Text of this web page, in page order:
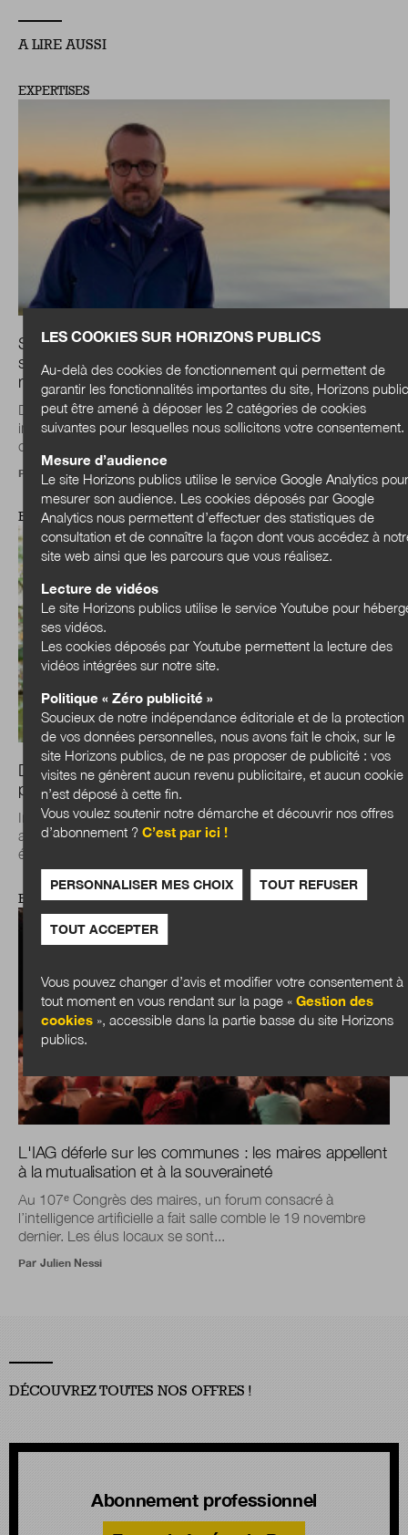
A LIRE AUSSI
EXPERTISES
Simon Chignard : « L’IA et la data ne sont plus des
sujets techniques, ce sont devenus de véritables
marqueurs politiques »
Durant les élections municipales, l’Observatoire
indépendant Data Publica a analysé les programmes des
candidats sur le numérique, la data et l’IA...
Propos recueillis par Julien Nessi
EXPERTISES
Damien Butin : « Le plan de paysage est un vrai levier
pour penser le territoire différemment »
Ingénieur paysagiste de formation, Damien Butin est
actuellement élève ingénieur en chef à l'Institut national des
études territoriales (Inet) –...
EXPERTISES
L'IAG déferle sur les communes : les maires appellent
à la mutualisation et à la souveraineté
Au 107ᵉ Congrès des maires, un forum consacré à
l’intelligence artificielle a fait salle comble le 19 novembre
dernier. Les élus locaux se sont...
Par Julien Nessi
DÉCOUVREZ TOUTES NOS OFFRES !
Abonnement professionnel
LES COOKIES SUR HORIZONS PUBLICS
Au-delà des cookies de fonctionnement qui permettent de
garantir les fonctionnalités importantes du site, Horizons
peut être amené à déposer les 2 catégories de cookies
suivantes pour lesquelles nous sollicitons votre consentement.
Mesure d’audience
Le site Horizons publics utilise le service Google Analytics
mesurer son audience. Les cookies déposés par Google
Analytics nous permettent d’effectuer des statistiques de
consultation et de connaître la façon dont vous accédez à
site web ainsi que les parcours que vous réalisez.
Lecture de vidéos
Le site Horizons publics utilise le service Youtube pour
ses vidéos.
Les cookies déposés par Youtube permettent la lecture des
vidéos intégrées sur notre site.
Politique « Zéro publicité »
Soucieux de notre indépendance éditoriale et de la protection
de vos données personnelles, nous avons fait le choix, sur le
site Horizons publics, de ne pas proposer de publicité : vos
visites ne génèrent aucun revenu publicitaire, et aucun cookie
n’est déposé à cette fin.
Vous voulez soutenir notre démarche et découvrir nos offres
d’abonnement ?C’est par ici !
PERSONNALISER MES CHOIX TOUT REFUSER
TOUT ACCEPTER
Vous pouvez changer d’avis et modifier votre consentement à
tout moment en vous rendant sur la page «Gestion des
cookies », accessible dans la partie basse du site Horizons
publics.